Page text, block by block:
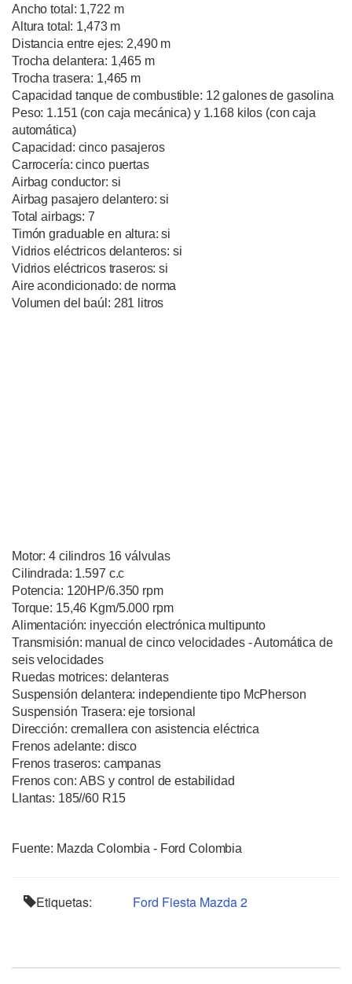
Ancho total: 1,722 m
Altura total: 1,473 m
Distancia entre ejes: 2,490 m
Trocha delantera: 1,465 m
Trocha trasera: 1,465 m
Capacidad tanque de combustible: 12 galones de gasolina
Peso: 1.151 (con caja mecánica) y 1.168 kilos (con caja
automática)
Capacidad: cinco pasajeros
Carrocería: cinco puertas
Airbag conductor: si
Airbag pasajero delantero: si
Total airbags: 7
Timón graduable en altura: si
Vidrios eléctricos delanteros: si
Vidrios eléctricos traseros: si
Aire acondicionado: de norma
Volumen del baúl: 281 litros
Motor: 4 cilindros 16 válvulas
Cilindrada: 1.597 c.c
Potencia: 120HP/6.350 rpm
Torque: 15,46 Kgm/5.000 rpm
Alimentación: inyección electrónica multipunto
Transmisión: manual de cinco velocidades - Automática de
seis velocidades
Ruedas motrices: delanteras
Suspensión delantera: independiente tipo McPherson
Suspensión Trasera: eje torsional
Dirección: cremallera con asistencia eléctrica
Frenos adelante: disco
Frenos traseros: campanas
Frenos con: ABS y control de estabilidad
Llantas: 185//60 R15
Fuente: Mazda Colombia - Ford Colombia
Etiquetas: Ford Fiesta Mazda 2